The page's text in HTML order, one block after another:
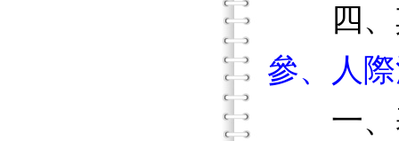
四、
參、人
一、